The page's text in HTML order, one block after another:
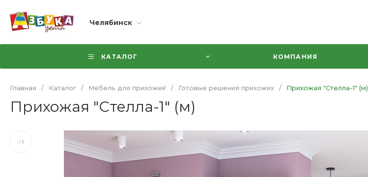
Челябинск
КАТАЛОГ КОМПАНИЯ
Главная / Каталог / Мебель для прихожей / Готовые решения прихожих / Прихожая "Стелла-1" (м)
Прихожая "Стелла-1" (м)